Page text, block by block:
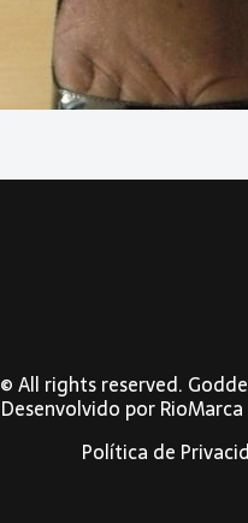
© All rights reserved.
Desenvolvido por
Política de